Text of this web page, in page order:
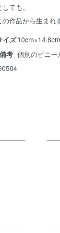
しても。
の作品から生まれ
イズ
備考 個別のビニー